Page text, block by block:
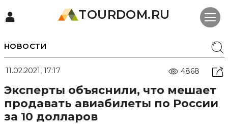
TOURDOM.RU
НОВОСТИ
11.02.2021, 17:17 4868
Эксперты объяснили, что мешает
продавать авиабилеты по России
за 10 долларов